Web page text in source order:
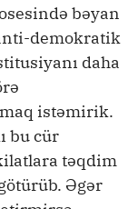
bəyan
demokratik
daha
istəmirik.
bu cür
təqdim
Əgər